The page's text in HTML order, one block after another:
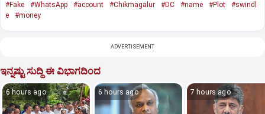
#Fake #WhatsApp #account #Chikmagalur #DC #name #Plot
#swindl
e
#money
ADVERTISEMENT
ಇನ್ನಷ್ಟು ಸುದ್ದಿ ಈ ವಿಭಾಗದಿಂದ
6 hours ago 6 hours ago 7 hours ago